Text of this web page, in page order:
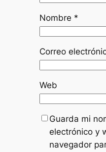
Nombre *
Correo
Web
Guarda mi
electrónico y
navegador